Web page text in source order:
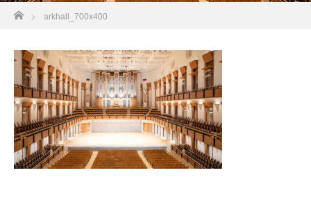
arkhall_700x400